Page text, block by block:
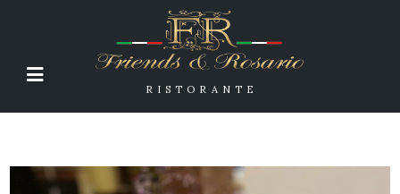
RISTORANTE